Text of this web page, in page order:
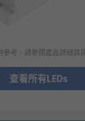
參考，請參閲產品詳細資
查看所有LEDs